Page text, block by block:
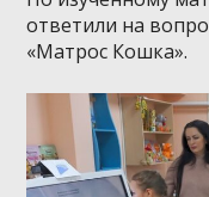
ответили на
«Матрос Кошка».